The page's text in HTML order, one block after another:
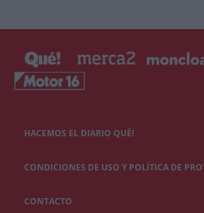
HACEMOS EL DIARIO QUÉ!
CONDICIONES DE USO Y POLÍTICA DE
CONTACTO